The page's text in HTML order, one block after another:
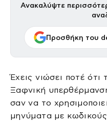
Ανακαλύψτε
Προσθήκη του
Έχεις νιώσει ποτέ ότι
Ξαφνική
σαν να το
μηνύματα με